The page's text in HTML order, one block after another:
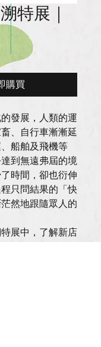
特展｜
購買
發展，人類的運
、自行車漸漸延
船舶及飛機等
到無遠弗屆的境
時間，卻也衍伸
只問結果的「快
然地跟隨眾人的
展中，了解新店